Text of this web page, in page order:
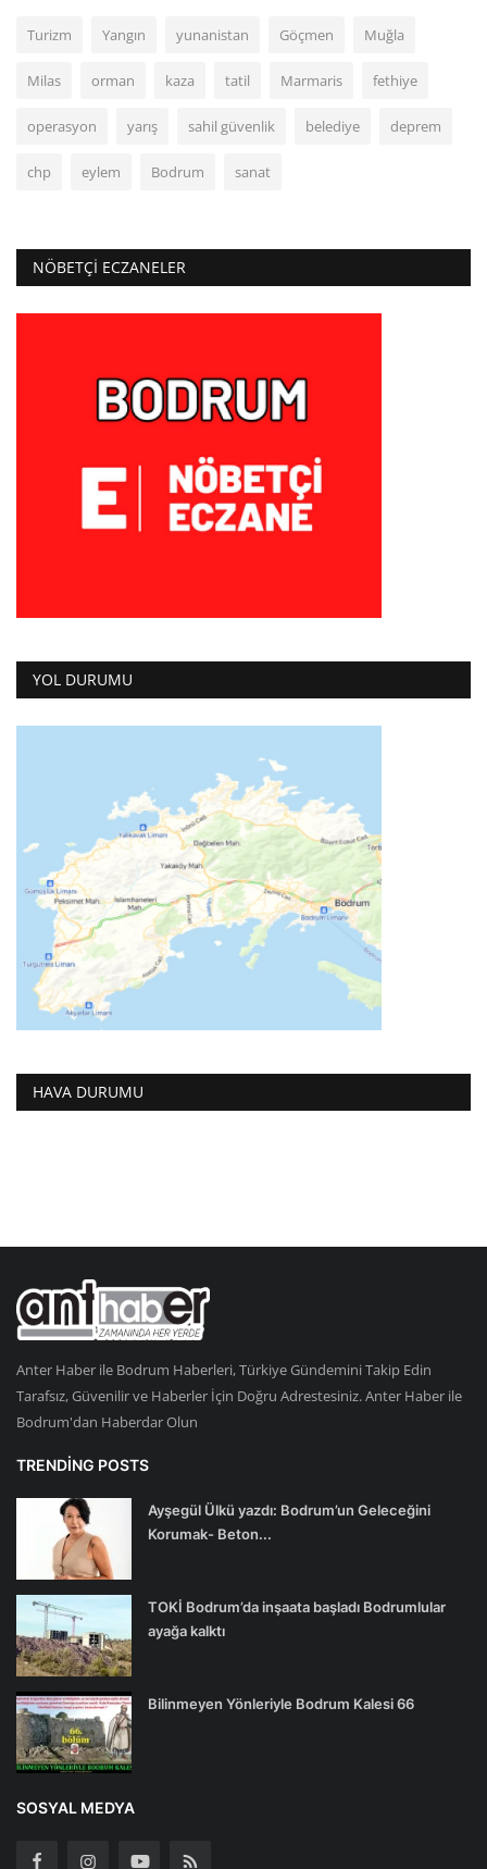
Turizm Yangın yunanistan Göçmen Muğla
Milas orman kaza tatil Marmaris fethiye
operasyon yarış sahil güvenlik belediye deprem
chp eylem Bodrum sanat
NÖBETÇI ECZANELER
YOL DURUMU
HAVA DURUMU
Anter Haber ile Bodrum Haberleri, Türkiye Gündemini Takip Edin
Tarafsız, Güvenilir ve Haberler İçin Doğru Adrestesiniz. Anter Haber ile
Bodrum'dan Haberdar Olun
TRENDING POSTS
Ayşegül Ülkü yazdı: Bodrum’un Geleceğini
Korumak- Beton...
TOKİ Bodrum’da inşaata başladı Bodrumlular
ayağa kalktı
Bilinmeyen Yönleriyle Bodrum Kalesi 66
SOSYAL MEDYA